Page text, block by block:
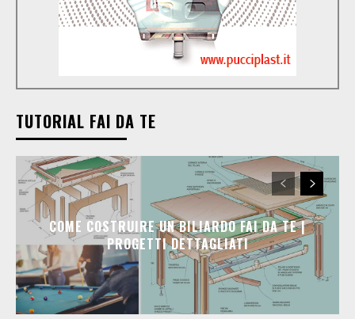
TUTORIAL FAI DA TE
COME COSTRUIRE UN BILIARDO FAI DA TE |
PROGETTI DETTAGLIATI